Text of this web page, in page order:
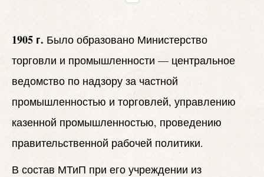
1905 г. Было образовано Министерство
торговли и промышленности — центральное
ведомство по надзору за частной
промышленностью и торговлей, управлению
казенной промышленностью, проведению
правительственной рабочей политики.
В состав МТиП при его учреждении из